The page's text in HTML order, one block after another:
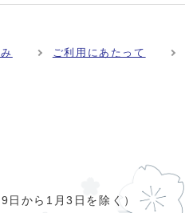
ご利用にあたって
から1月3日を除く）